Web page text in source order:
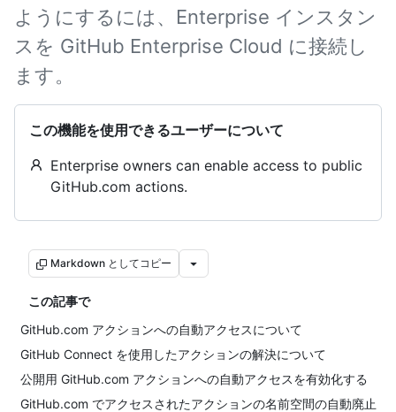
ようにするには、Enterprise インスタン
スを GitHub Enterprise Cloud に接続し
ます。
この機能を使用できるユーザーについて
Enterprise owners can enable access to public
GitHub.com actions.
Markdown としてコピー
この記事で
GitHub.com アクションへの自動アクセスについて
GitHub Connect を使用したアクションの解決について
公開用 GitHub.com アクションへの自動アクセスを有効化する
GitHub.com でアクセスされたアクションの名前空間の自動廃止